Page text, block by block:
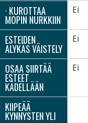
· KUROTTAA
MOPIN NURKKIIN
Ei
ESTEIDEN
ÄLYKÄS VÄISTELY
Ei
OSAA SIIRTÄÄ
ESTEET
KÄDELLÄÄN
Ei
KIIPEÄÄ
KYNNYSTEN YLI